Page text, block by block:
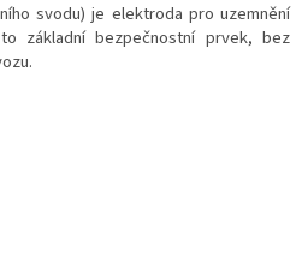
svodu) je elektroda pro uzemnění
základní bezpečnostní prvek, bez